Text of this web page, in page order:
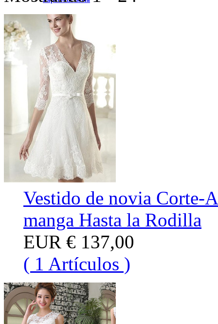
Sujetador desnudo
Bolso de la boda
Flores de boda
Peluca
Bufanda
Adorno
Vestido de novia Corte-
manga Hasta la Rodilla
EUR € 137,00
( 1 Artículos )